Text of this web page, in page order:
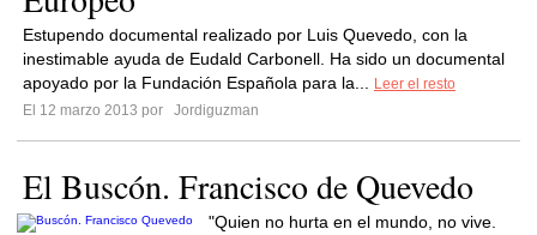
Estupendo documental realizado por Luis Quevedo, con la
inestimable ayuda de Eudald Carbonell. Ha sido un documental
apoyado por la Fundación Española para la...
Leer el resto
El 12 marzo 2013 por
Jordiguzman
El Buscón. Francisco de Quevedo
"Quien no hurta en el mundo, no vive.